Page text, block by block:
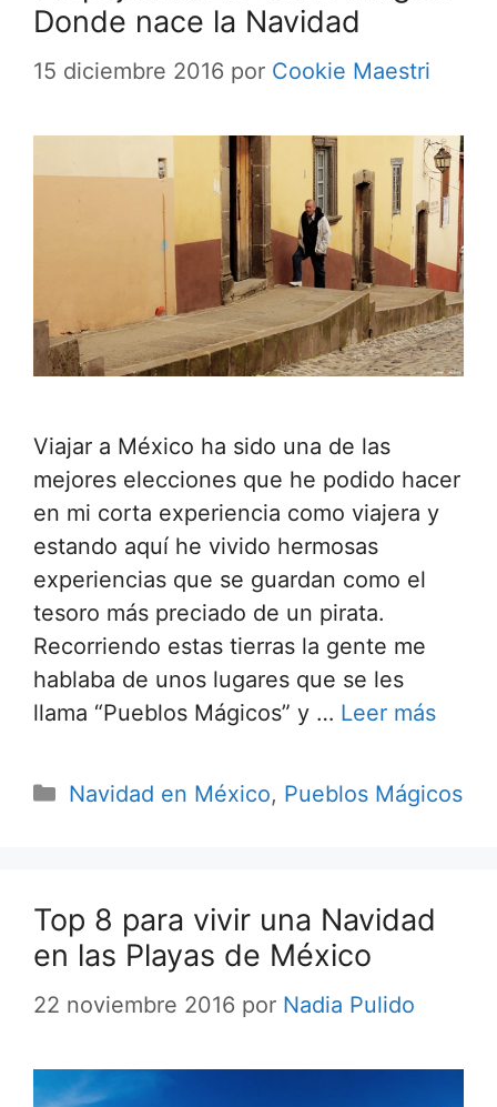
Donde nace la Navidad
15 diciembre 2016 por Cookie Maestri
Viajar a México ha sido una de las
mejores elecciones que he podido hacer
en mi corta experiencia como viajera y
estando aquí he vivido hermosas
experiencias que se guardan como el
tesoro más preciado de un pirata.
Recorriendo estas tierras la gente me
hablaba de unos lugares que se les
llama “Pueblos Mágicos” y … Leer más
Categorías
Navidad en México, Pueblos Mágicos
Top 8 para vivir una Navidad
en las Playas de México
22 noviembre 2016 por Nadia Pulido